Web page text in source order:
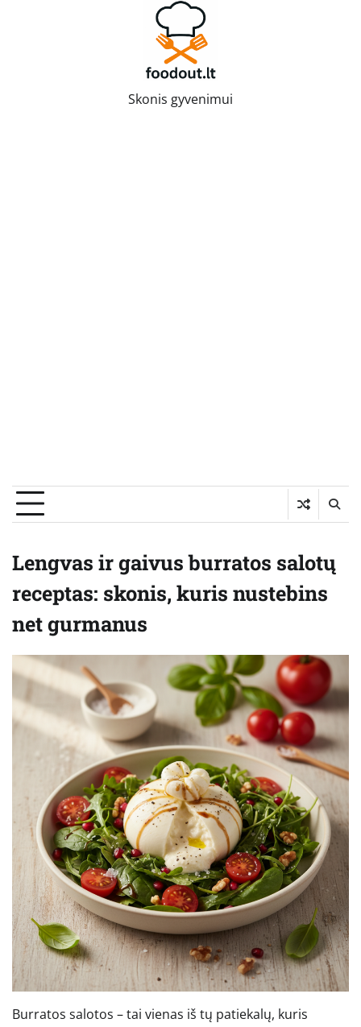
Skonis gyvenimui
Lengvas ir gaivus burratos salotų
receptas: skonis, kuris nustebins
net gurmanus
Burratos salotos – tai vienas iš tų patiekalų, kuris